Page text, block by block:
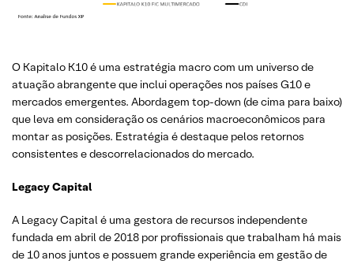
O Kapitalo K10 é uma estratégia macro com um universo de
atuação abrangente que inclui operações nos países G10 e
mercados emergentes. Abordagem top-down (de cima para baixo)
que leva em consideração os cenários macroeconômicos para
montar as posições. Estratégia é destaque pelos retornos
consistentes e descorrelacionados do mercado.
Legacy Capital
A Legacy Capital é uma gestora de recursos independente
fundada em abril de 2018 por profissionais que trabalham há mais
de 10 anos juntos e possuem grande experiência em gestão de